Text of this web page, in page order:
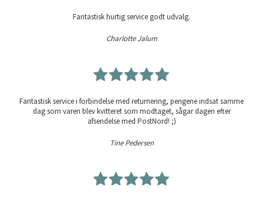
Fantastisk hurtig service godt udvalg.
Charlotte Jalum
Fantastisk service i forbindelse med returnering, pengene indsat samme
dag som varen blev kvitteret som modtaget, sågar dagen efter
afsendelse med PostNord! ;)
Tine Pedersen